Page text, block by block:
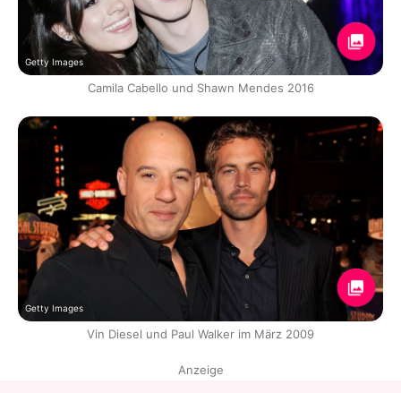
Getty Images
Camila Cabello und Shawn Mendes 2016
Getty Images
Vin Diesel und Paul Walker im März 2009
Anzeige